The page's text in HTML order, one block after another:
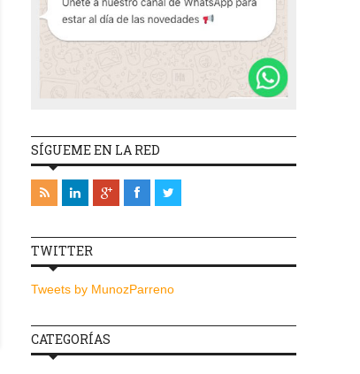
SÍGUEME EN LA RED
TWITTER
Tweets by MunozParreno
CATEGORÍAS